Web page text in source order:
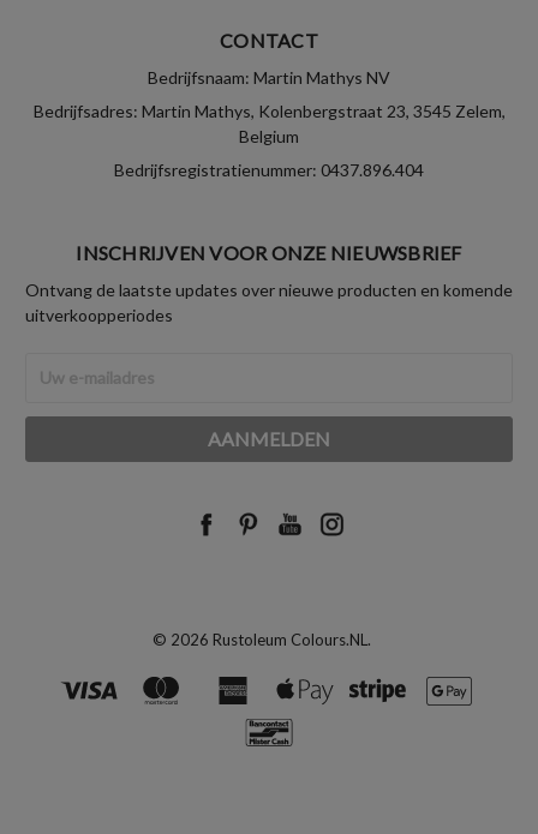
CONTACT
Bedrijfsnaam: Martin Mathys NV
Bedrijfsadres: Martin Mathys, Kolenbergstraat 23, 3545 Zelem,
Belgium
Bedrijfsregistratienummer: 0437.896.404
INSCHRIJVEN VOOR ONZE NIEUWSBRIEF
Ontvang de laatste updates over nieuwe producten en komende
uitverkoopperiodes
mailadres
© 2026 Rustoleum Colours.NL.